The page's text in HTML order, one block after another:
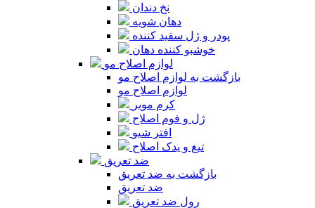
نخ دندان
دهان شویه
پودر و ژل سفید کننده
خوشبو کننده دهان
لوازم اصلاح مو
بازگشت به لوازم اصلاح مو
لوازم اصلاح مو
کرم موبر
ژل و فوم اصلاح
افتر شیو
تیغ و یدک اصلاح
ضد تعریق
بازگشت به ضد تعریق
ضد تعریق
رول ضد تعریق